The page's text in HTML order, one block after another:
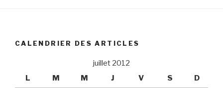
CALENDRIER DES ARTICLES
juillet 2012
L
M M J V S D